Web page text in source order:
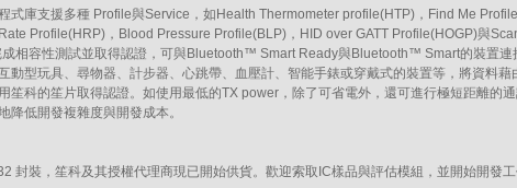
式庫支援多種 Profile與Service，如Health Thermometer profile(HTP)，Find Me
Profile(HRP)，Blood Pressure Profile(BLP)，HID over GATT Profile(HOGP)與
相容性測試並取得認證，可與Bluetooth™ Smart Ready與Bluetooth™ Smart的裝置連
動型玩具、尋物器、計步器、心跳帶、血壓計、智能手錶或穿戴式的裝置等，將資料藉
笙科的笙片取得認證。如使用最低的TX power，除了可省電外，還可進行極短距離的
降低開發複雜度與開發成本。
封裝，笙科及其授權代理商現已開始供貨。歡迎索取IC樣品與評估模組，並開始開發工